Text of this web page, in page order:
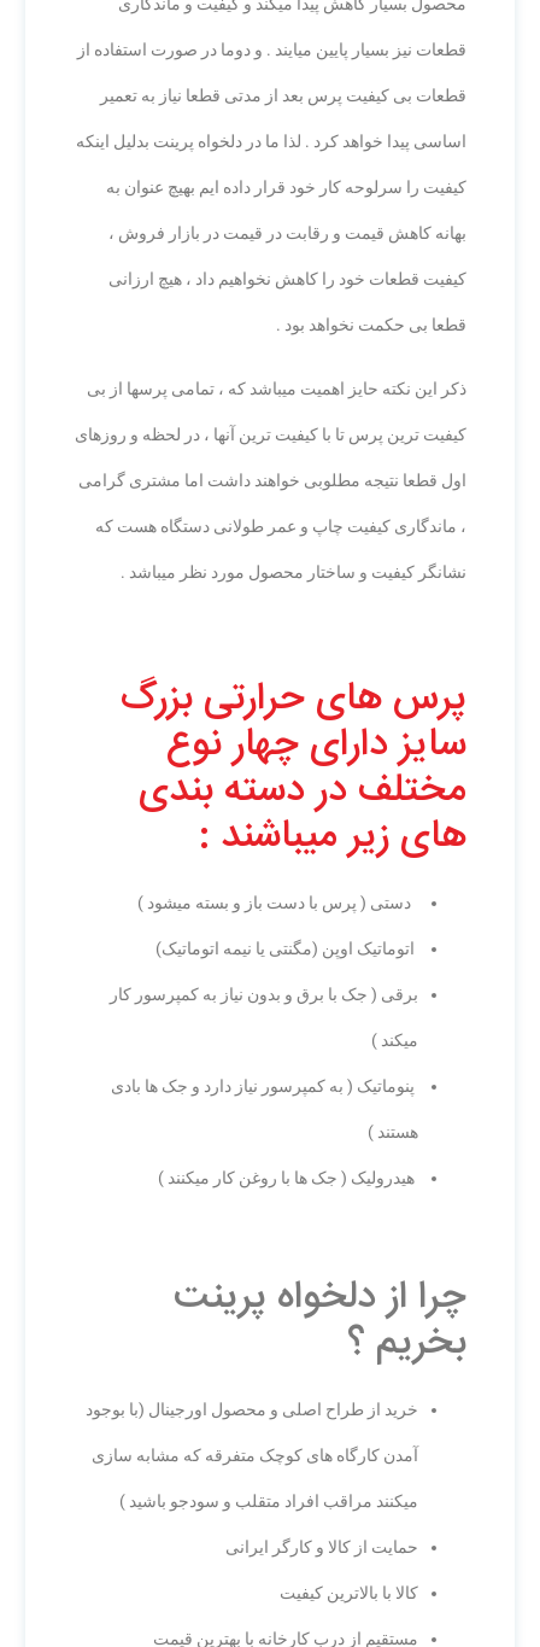
محصول بسیار کاهش پیدا میکند و کیفیت و ماندگاری
قطعات نیز بسیار پایین میایند . و دوما در صورت استفاده از
قطعات بی کیفیت پرس بعد از مدتی قطعا نیاز به تعمیر
اساسی پیدا خواهد کرد . لذا ما در دلخواه پرینت بدلیل اینکه
کیفیت را سرلوحه کار خود قرار داده ایم بهیچ عنوان به
بهانه کاهش قیمت و رقابت در قیمت در بازار فروش ،
کیفیت قطعات خود را کاهش نخواهیم داد ، هیچ ارزانی
قطعا بی حکمت نخواهد بود .
ذکر این نکته حایز اهمیت میباشد که ، تمامی پرسها از بی
کیفیت ترین پرس تا با کیفیت ترین آنها ، در لحظه و روزهای
اول قطعا نتیجه مطلوبی خواهند داشت اما مشتری گرامی
، ماندگاری کیفیت چاپ و عمر طولانی دستگاه هست که
نشانگر کیفیت و ساختار محصول مورد نظر میباشد .
پرس های حرارتی بزرگ
سایز دارای چهار نوع
مختلف در دسته بندی
های زیر میباشند :
دستی ( پرس با دست باز و بسته میشود )
اتوماتیک اوپن (مگنتی یا نیمه اتوماتیک)
برقی ( جک با برق و بدون نیاز به کمپرسور کار
میکند )
پنوماتیک ( به کمپرسور نیاز دارد و جک ها بادی
هستند )
هیدرولیک ( جک ها با روغن کار میکنند )
چرا از دلخواه پرینت
بخریم ؟
خرید از طراح اصلی و محصول اورجینال (با بوجود
آمدن کارگاه های کوچک متفرقه که مشابه سازی
میکنند مراقب افراد متقلب و سودجو باشید )
حمایت از کالا و کارگر ایرانی
کالا با بالاترین کیفیت
مستقیم از درب کارخانه با بهترین قیمت